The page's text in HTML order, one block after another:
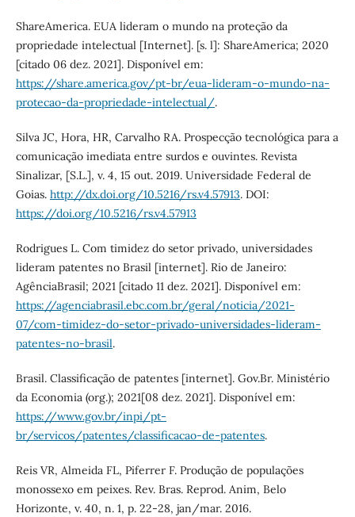
ShareAmerica. EUA lideram o mundo na proteção da
propriedade intelectual [Internet]. [s. l]: ShareAmerica; 2020
[citado 06 dez. 2021]. Disponível em:
https://share.america.gov/pt-br/eua-lideram-o-mundo-na-
protecao-da-propriedade-intelectual/.
Silva JC, Hora, HR, Carvalho RA. Prospecção tecnológica para a
comunicação imediata entre surdos e ouvintes. Revista
Sinalizar, [S.L.], v. 4, 15 out. 2019. Universidade Federal de
Goias. http://dx.doi.org/10.5216/rs.v4.57913. DOI:
https://doi.org/10.5216/rs.v4.57913
Rodrigues L. Com timidez do setor privado, universidades
lideram patentes no Brasil [internet]. Rio de Janeiro:
AgênciaBrasil; 2021 [citado 11 dez. 2021]. Disponível em:
https://agenciabrasil.ebc.com.br/geral/noticia/2021-
07/com-timidez-do-setor-privado-universidades-lideram-
patentes-no-brasil.
Brasil. Classificação de patentes [internet]. Gov.Br. Ministério
da Economia (org.); 2021[08 dez. 2021]. Disponível em:
https://www.gov.br/inpi/pt-
br/servicos/patentes/classificacao-de-patentes.
Reis VR, Almeida FL, Piferrer F. Produção de populações
monossexo em peixes. Rev. Bras. Reprod. Anim, Belo
Horizonte, v. 40, n. 1, p. 22-28, jan/mar. 2016.